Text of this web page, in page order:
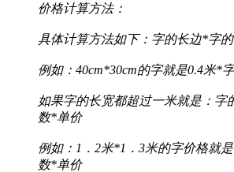
价格计算方法：
具体计算方法如下：字的长边*字
例如：40cm*30cm的字就是0.4米*
如果字的长宽都超过一米就是：字
数*单价
例如：1．2米*1．3米的字价格就
数*单价